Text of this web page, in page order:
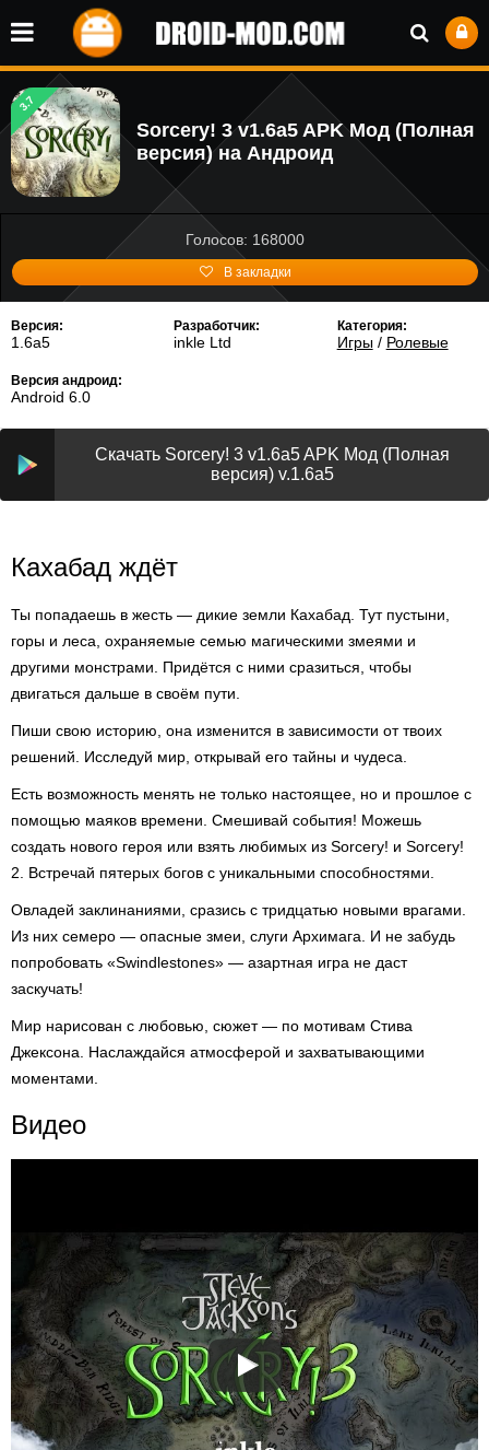
3.7
Sorcery! 3 v1.6a5 APK Мод (Полная
версия) на Андроид
Голосов: 168000
В закладки
Версия:
1.6a5
Разработчик:
inkle Ltd
Категория:
Игры/ Ролевые
Версия андроид:
Android 6.0
Скачать Sorcery! 3 v1.6a5 APK Мод (Полная
версия) v.1.6a5
Кахабад ждёт
Ты попадаешь в жесть — дикие земли Кахабад. Тут пустыни,
горы и леса, охраняемые семью магическими змеями и
другими монстрами. Придётся с ними сразиться, чтобы
двигаться дальше в своём пути.
Пиши свою историю, она изменится в зависимости от твоих
решений. Исследуй мир, открывай его тайны и чудеса.
Есть возможность менять не только настоящее, но и прошлое с
помощью маяков времени. Смешивай события! Можешь
создать нового героя или взять любимых из Sorcery! и Sorcery!
2. Встречай пятерых богов с уникальными способностями.
Овладей заклинаниями, сразись с тридцатью новыми врагами.
Из них семеро — опасные змеи, слуги Архимага. И не забудь
попробовать «Swindlestones» — азартная игра не даст
заскучать!
Мир нарисован с любовью, сюжет — по мотивам Стива
Джексона. Наслаждайся атмосферой и захватывающими
моментами.
Видео